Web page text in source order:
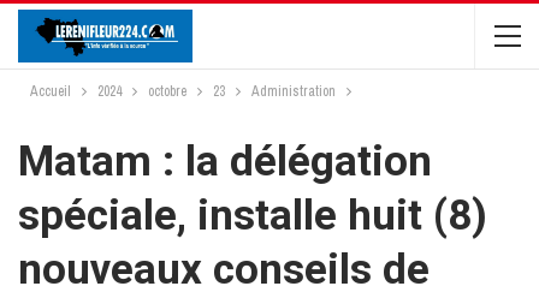
Accueil 2024 octobre 23 Administration
Matam : la délégation
spéciale, installe huit (8)
nouveaux conseils de